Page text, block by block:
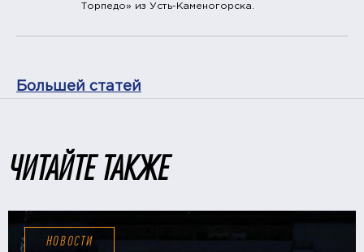
Торпедо» из Усть-Каменогорска.
Большей статей
ЧИТАЙТЕ ТАКЖЕ
НОВОСТИ